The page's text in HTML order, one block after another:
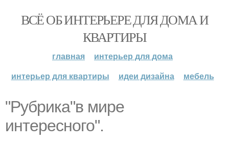
ВСЁ ОБ ИНТЕРЬЕРЕ ДЛЯ ДОМА И
КВАРТИРЫ
главная
интерьер для дома
интерьер для квартиры
идеи дизайна мебель
"Рубрика"в мире
интересного".